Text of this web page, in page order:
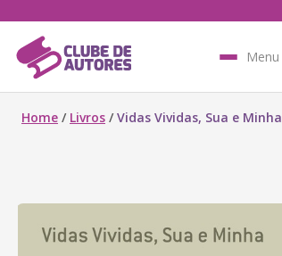
Menu
Home / Livros /Vidas Vividas, Sua e Minha